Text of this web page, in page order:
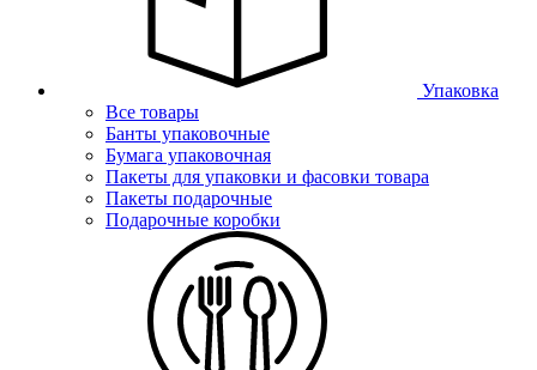
Упаковка
Все товары
Банты упаковочные
Бумага упаковочная
Пакеты для упаковки и фасовки товара
Пакеты подарочные
Подарочные коробки